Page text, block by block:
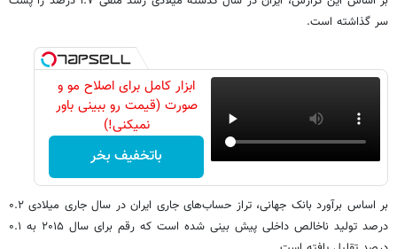
سر گذاشته است.
ابزار کامل برای اصلاح مو و
صورت (قیمت رو ببینی باور
نمیکنی!)
باتخفیف بخر
بر اساس برآورد بانک جهانی، تراز حساب‌های جاری ایران در سال جاری میلادی ۰.۲
درصد تولید ناخالص داخلی پیش بینی شده است که رقم برای سال ۲۰۱۵ به ۰.۱